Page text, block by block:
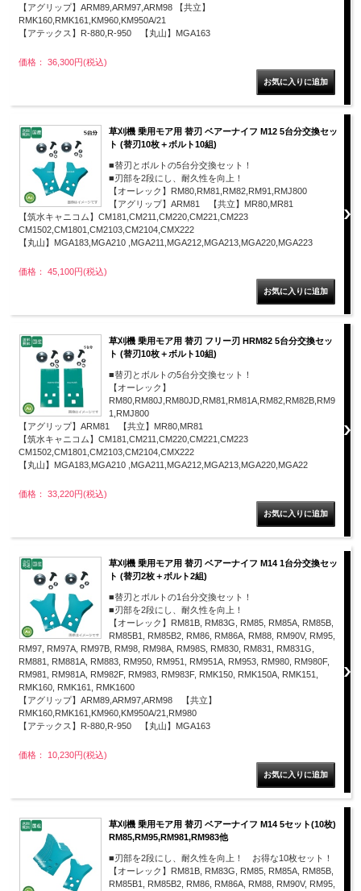
【アグリップ】ARM89,ARM97,ARM98 【共立】
RMK160,RMK161,KM960,KM950A/21
【アテックス】R-880,R-950 【丸山】MGA163
価格： 36,300円(税込)
草刈機 乗用モア用 替刃 ベアーナイフ M12 5台分交換セッ
ト (替刃10枚＋ボルト10組)
■替刃とボルトの5台分交換セット！
■刃部を2段にし、耐久性を向上！
【オーレック】RM80,RM81,RM82,RM91,RMJ800
【アグリップ】ARM81 【共立】MR80,MR81
【筑水キャニコム】CM181,CM211,CM220,CM221,CM223
CM1502,CM1801,CM2103,CM2104,CMX222
【丸山】MGA183,MGA210 ,MGA211,MGA212,MGA213,MGA220,MGA223
価格： 45,100円(税込)
草刈機 乗用モア用 替刃 フリー刃 HRM82 5台分交換セッ
ト (替刃10枚＋ボルト10組)
■替刃とボルトの5台分交換セット！
【オーレック】
RM80,RM80J,RM80JD,RM81,RM81A,RM82,RM82B,RM9
1,RMJ800
【アグリップ】ARM81 【共立】MR80,MR81
【筑水キャニコム】CM181,CM211,CM220,CM221,CM223
CM1502,CM1801,CM2103,CM2104,CMX222
【丸山】MGA183,MGA210 ,MGA211,MGA212,MGA213,MGA220,MGA22
価格： 33,220円(税込)
草刈機 乗用モア用 替刃 ベアーナイフ M14 1台分交換セッ
ト (替刃2枚＋ボルト2組)
■替刃とボルトの1台分交換セット！
■刃部を2段にし、耐久性を向上！
【オーレック】RM81B, RM83G, RM85, RM85A, RM85B,
RM85B1, RM85B2, RM86, RM86A, RM88, RM90V, RM95,
RM97, RM97A, RM97B, RM98, RM98A, RM98S, RM830, RM831, RM831G,
RM881, RM881A, RM883, RM950, RM951, RM951A, RM953, RM980, RM980F,
RM981, RM981A, RM982F, RM983, RM983F, RMK150, RMK150A, RMK151,
RMK160, RMK161, RMK1600
【アグリップ】ARM89,ARM97,ARM98 【共立】
RMK160,RMK161,KM960,KM950A/21,RM980
【アテックス】R-880,R-950 【丸山】MGA163
価格： 10,230円(税込)
草刈機 乗用モア用 替刃 ベアーナイフ M14 5セット(10枚)
RM85,RM95,RM981,RM983他
■刃部を2段にし、耐久性を向上！ お得な10枚セット！
【オーレック】RM81B, RM83G, RM85, RM85A, RM85B,
RM85B1, RM85B2, RM86, RM86A, RM88, RM90V, RM95,